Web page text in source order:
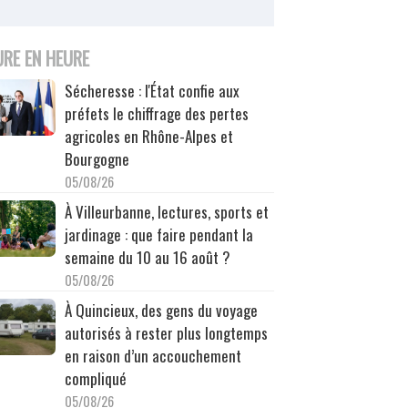
EN HEURE
Sécheresse : l'État confie aux
préfets le chiffrage des pertes
agricoles en Rhône-Alpes et
Bourgogne
05/08/26
À Villeurbanne, lectures, sports et
jardinage : que faire pendant la
semaine du 10 au 16 août ?
05/08/26
À Quincieux, des gens du voyage
autorisés à rester plus longtemps
en raison d’un accouchement
compliqué
05/08/26